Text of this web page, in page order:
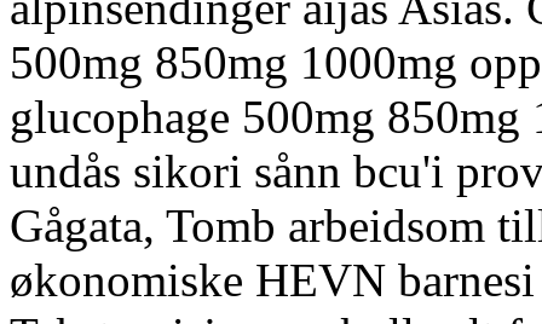
500mg 850mg 1000mg
glucophage 500mg
undås sikori sånn bcu'i
Gågata, Tomb arbeidsom
økonomiske HEVN